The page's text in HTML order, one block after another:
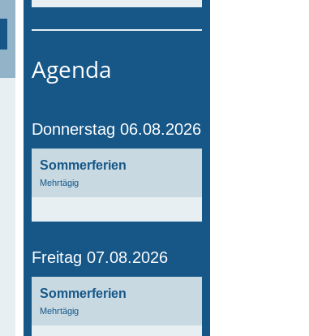
Agenda
Donnerstag 06.08.2026
Sommerferien
Mehrtägig
Freitag 07.08.2026
Sommerferien
Mehrtägig